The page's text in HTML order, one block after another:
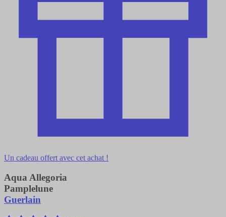
Un cadeau offert avec cet achat !
Aqua Allegoria
Pamplelune
Guerlain